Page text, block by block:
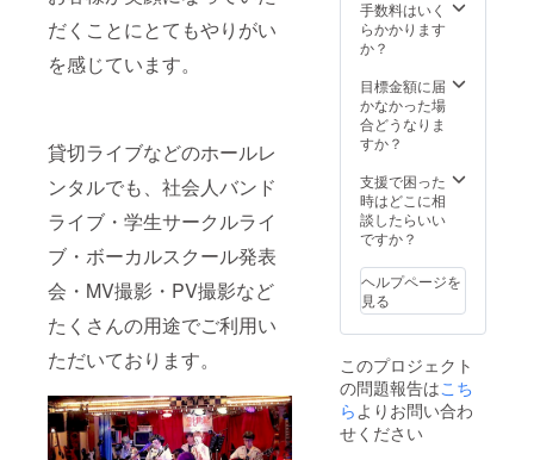
だくことにとてもやりがい
を感じています。
貸切ライブなどのホールレ
ンタルでも、社会人バンド
ライブ・学生サークルライ
ブ・ボーカルスクール発表
会・MV撮影・PV撮影など
たくさんの用途でご利用い
ただいております。
にスラ
イドさ
き、差
額を頂
戴致し
下さい
ま
せ。）
チケッ
期限；
再開後
〜 ２０
２０年
３１日
まで
（当店
の休業
で延長
も可能
☆生オ
ケ歌い
放題！
に生オ
ケをお
楽しみ
下さ
つもあ
りがと
うござ
いま
ケット
有効期
限；再
開後 〜
２０２
いただ
きま
す。 再
大いに
生オケ
をお楽
しみ下
いつも
ありが
とうご
ざいま
ケット
有効期
限；再
開後 〜
０年１
２月３
１日ま
で（当
店の休
手数料はいく
らかかります
か？
目標金額に届
かなかった場
合どうなりま
すか？
支援で困った
時はどこに相
談したらいい
ですか？
ヘルプページを
見る
このプロジェクト
の問題報告はこち
らよりお問い合わ
せください